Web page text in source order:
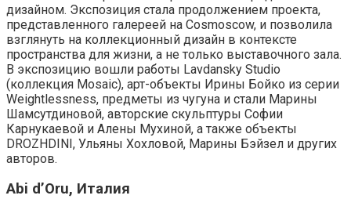
дизайном. Экспозиция стала продолжением проекта,
представленного галереей на Cosmoscow, и позволила
взглянуть на коллекционный дизайн в контексте
пространства для жизни, а не только выставочного зала.
В экспозицию вошли работы Lavdansky Studio
(коллекция Mosaic), арт-объекты Ирины Бойко из серии
Weightlessness, предметы из чугуна и стали Марины
Шамсутдиновой, авторские скульптуры Софии
Карнукаевой и Алены Мухиной, а также объекты
DROZHDINI, Ульяны Хохловой, Марины Бэйзел и других
авторов.
Abi d’Oru, Италия